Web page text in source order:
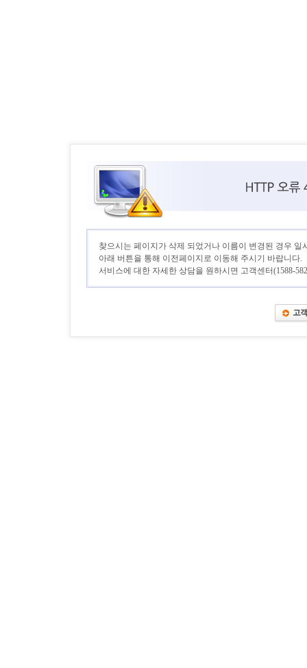
찾으시는 페이지가 삭제 되었거나 이름이 변경된 경우 일
아래 버튼을 통해 이전페이지로 이동해 주시기 바랍니다.
서비스에 대한 자세한 상담을 원하시면 고객센터(1588-